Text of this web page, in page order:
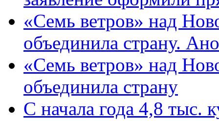
«Семь ветров» над
объединила страну.
«Семь ветров» над
объединила страну
С начала года 4,8 тыс.